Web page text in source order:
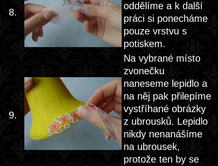
8.
oddělíme a k další
práci si ponecháme
pouze vrstvu s
potiskem.
9.
Na vybrané místo
zvonečku
naneseme lepidlo a
na něj pak přilepíme
vystříhané obrázky
z ubrousků. Lepidlo
nikdy nenanášíme
na ubrousek,
protože ten by se